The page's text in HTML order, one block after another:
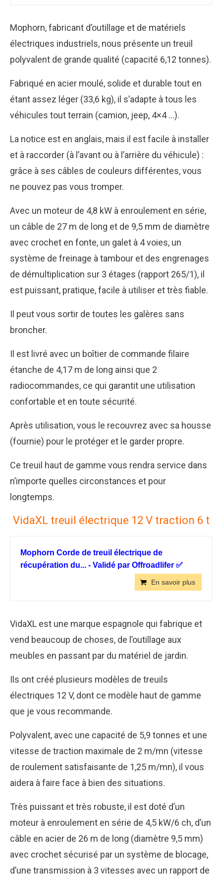
Mophorn, fabricant d’outillage et de matériels
électriques industriels, nous présente un treuil
polyvalent de grande qualité (capacité 6,12 tonnes).
Fabriqué en acier moulé, solide et durable tout en
étant assez léger (33,6 kg), il s’adapte à tous les
véhicules tout terrain (camion, jeep, 4×4 …).
La notice est en anglais, mais il est facile à installer
et à raccorder (à l’avant ou à l’arrière du véhicule) :
grâce à ses câbles de couleurs différentes, vous
ne pouvez pas vous tromper.
Avec un moteur de 4,8 kW à enroulement en série,
un câble de 27 m de long et de 9,5 mm de diamètre
avec crochet en fonte, un galet à 4 voies, un
système de freinage à tambour et des engrenages
de démultiplication sur 3 étages (rapport 265/1), il
est puissant, pratique, facile à utiliser et très fiable.
Il peut vous sortir de toutes les galères sans
broncher.
Il est livré avec un boîtier de commande filaire
étanche de 4,17 m de long ainsi que 2
radiocommandes, ce qui garantit une utilisation
confortable et en toute sécurité.
Après utilisation, vous le recouvrez avec sa housse
(fournie) pour le protéger et le garder propre.
Ce treuil haut de gamme vous rendra service dans
n’importe quelles circonstances et pour
longtemps.
VidaXL treuil électrique 12 V traction 6 t
Mophorn Corde de treuil électrique de
récupération du... - Validé par Offroadlifer ✅
En savoir plus
VidaXL est une marque espagnole qui fabrique et
vend beaucoup de choses, de l’outillage aux
meubles en passant par du matériel de jardin.
Ils ont créé plusieurs modèles de treuils
électriques 12 V, dont ce modèle haut de gamme
que je vous recommande.
Polyvalent, avec une capacité de 5,9 tonnes et une
vitesse de traction maximale de 2 m/mn (vitesse
de roulement satisfaisante de 1,25 m/mn), il vous
aidera à faire face à bien des situations.
Très puissant et très robuste, il est doté d’un
moteur à enroulement en série de 4,5 kW/6 ch, d’un
câble en acier de 26 m de long (diamètre 9,5 mm)
avec crochet sécurisé par un système de blocage,
d’une transmission à 3 vitesses avec un rapport de